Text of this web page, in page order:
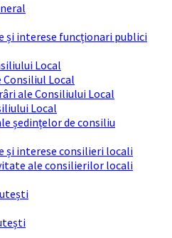
și interese funcționari publici
Local
Consiliul Local
ale Consiliului Local
Local
ședințelor de consiliu
și interese consilieri locali
ale consilierilor locali